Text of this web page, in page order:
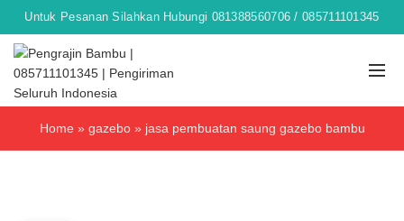
Untuk Pesanan Silahkan Hubungi 081388560706 / 085711101345
Home » gazebo» jasa pembuatan saung gazebo bambu